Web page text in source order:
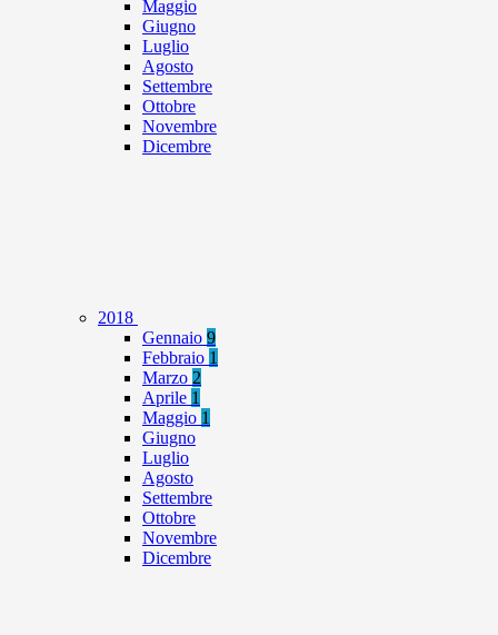
Maggio
Giugno
Luglio
Agosto
Settembre
Ottobre
Novembre
Dicembre
2018
Gennaio 9
Febbraio 1
Marzo 2
Aprile 1
Maggio 1
Giugno
Luglio
Agosto
Settembre
Ottobre
Novembre
Dicembre